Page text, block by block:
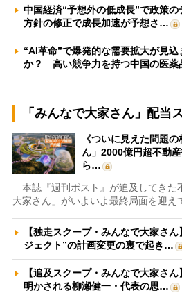
中国経済“予想外の低成長”で政策
方針の修正で成長加速が予想さ…
“AI革命”で爆発的な需要拡大が見
か？ 高い競争力を持つ中国の医
「みんなで大家さん」配当
《ついに見えた問題
ん」2000億円超不動
ら…
本誌『週刊ポスト』が追及してきた
大家さん」がいよいよ最終局面を迎え
【独走スクープ・みんなで大家さ
ジェクト”の計画変更の裏で起き…
【追及スクープ・みんなで大家さ
明かされる柳瀬健一・代表の思…